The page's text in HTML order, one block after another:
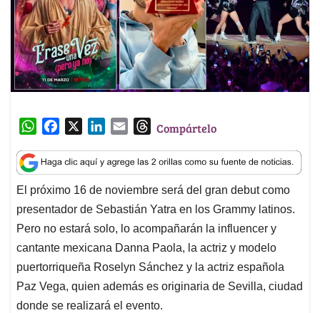
W
a
t
s
A
p
p
c
e
b
o
o
k
n
k
e
d
I
n
a
i
l
T
r
e
a
d
s
Compártelo
El próximo 16 de noviembre será del gran debut como
presentador de Sebastián Yatra en los Grammy latinos.
Pero no estará solo, lo acompañarán la influencer y
cantante mexicana Danna Paola, la actriz y modelo
puertorriqueña Roselyn Sánchez y la actriz española
Paz Vega, quien además es originaria de Sevilla, ciudad
donde se realizará el evento.